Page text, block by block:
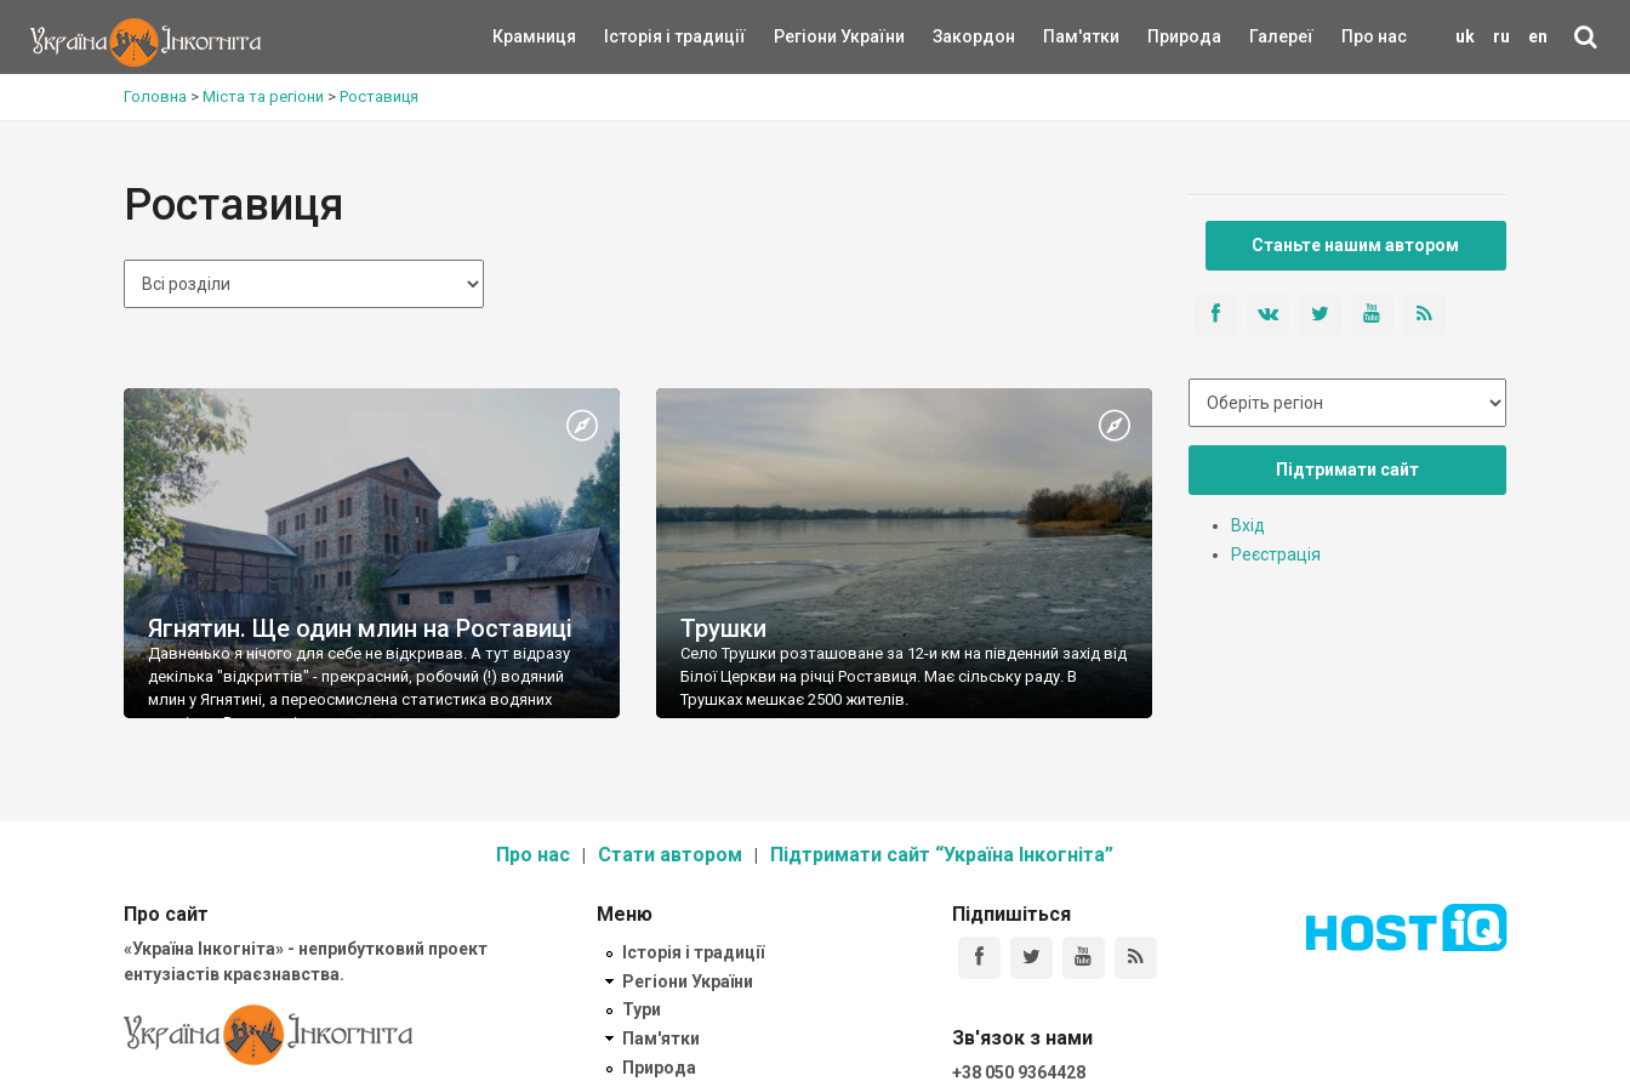
uk ru en
Крамниця Історія і традиції Регіони України Закордон Пам'ятки Природа Галереї Про нас
Головна > Міста та регіони > Роставиця
Роставиця
Ягнятин. Ще один млин на Роставиці
Давненько я нічого для себе не відкривав. А тут відразу
декілька "відкриттів" - прекрасний, робочий (!) водяний
млин у Ягнятині, а переосмислена статистика водяних
млинів на Роставиці.
Трушки
Село Трушки розташоване за 12-и км на південний захід від
Білої Церкви на річці Роставиця. Має сільську раду. В
Трушках мешкає 2500 жителів.
Станьте нашим автором
Підтримати сайт
Вхід
Реєстрація
Про нас Стати автором Підтримати сайт “Україна Інкогніта”
Про сайт
«Україна Інкогніта» - неприбутковий проект
ентузіастів краєзнавства.
Меню
Історія і традиції
Регіони України
Тури
Пам'ятки
Природа
Підпишіться
Зв'язок з нами
+38 050 9364428